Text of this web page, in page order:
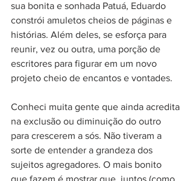
sua bonita e sonhada Patuá, Eduardo
constrói amuletos cheios de páginas e
histórias. Além deles, se esforça para
reunir, vez ou outra, uma porção de
escritores para figurar em um novo
projeto cheio de encantos e vontades.
Conheci muita gente que ainda acredita
na exclusão ou diminuição do outro
para crescerem a sós. Não tiveram a
sorte de entender a grandeza dos
sujeitos agregadores. O mais bonito
que fazem é mostrar que, juntos (como